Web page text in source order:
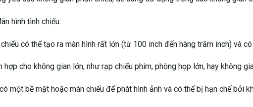
Lắp đặt màn LED được sử dụng phổ biến và chất lượng dịch vụ uy tín –